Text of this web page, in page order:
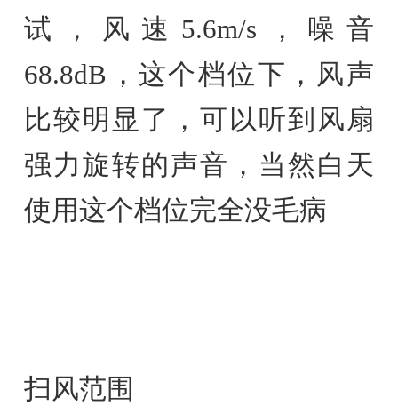
试，风速5.6m/s，噪音
68.8dB，这个档位下，风声
比较明显了，可以听到风扇
强力旋转的声音，当然白天
使用这个档位完全没毛病
扫风范围